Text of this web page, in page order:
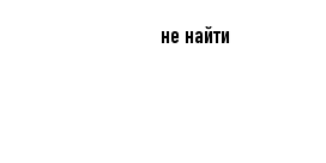
не найти